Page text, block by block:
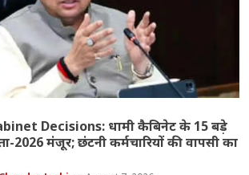
Decisions: धामी कैबिनेट के 15 बड़े
2026 मंजूर; छंटनी कर्मचारियों की वापसी का